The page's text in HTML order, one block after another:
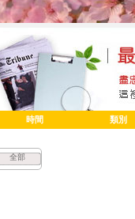
時間 類別
全部